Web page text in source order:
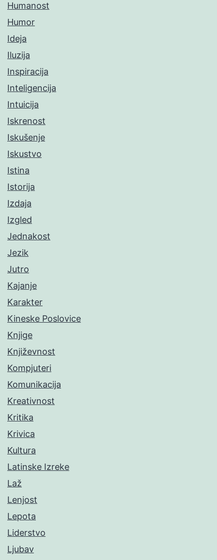
Humanost
Humor
Ideja
Iluzija
Inspiracija
Inteligencija
Intuicija
Iskrenost
Iskušenje
Iskustvo
Istina
Istorija
Izdaja
Izgled
Jednakost
Jezik
Jutro
Kajanje
Karakter
Kineske Poslovice
Knjige
Književnost
Kompjuteri
Komunikacija
Kreativnost
Kritika
Krivica
Kultura
Latinske Izreke
Laž
Lenjost
Lepota
Liderstvo
Ljubav